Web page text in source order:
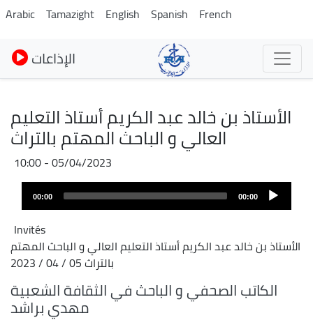
Skip
to
main
content
Arabic Tamazight English Spanish French
الإذاعات
الأستاذ بن خالد عبد الكريم أستاذ التعليم
العالي و الباحث المهتم بالتراث
05/04/2023 - 10:00
00:00
00:00
Invités
الأستاذ بن خالد عبد الكريم أستاذ التعليم العالي و الباحث المهتم
بالتراث 05 / 04 / 2023
الكاتب الصحفي و الباحث في الثقافة الشعبية
مهدي براشد